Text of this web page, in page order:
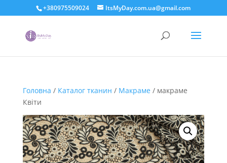
+380975509024 ItsMyDay.com.ua@gmail.com
Головна / Каталог тканин / Макраме / макраме
Квіти